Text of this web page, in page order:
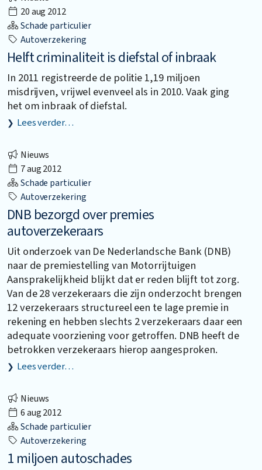
20 aug 2012
Schade particulier
Autoverzekering
Helft criminaliteit is diefstal of inbraak
In 2011 registreerde de politie 1,19 miljoen
misdrijven, vrijwel evenveel als in 2010. Vaak ging
het om inbraak of diefstal.
Lees verder…
Nieuws
7 aug 2012
Schade particulier
Autoverzekering
DNB bezorgd over premies
autoverzekeraars
Uit onderzoek van De Nederlandsche Bank (DNB)
naar de premiestelling van Motorrijtuigen
Aansprakelijkheid blijkt dat er reden blijft tot zorg.
Van de 28 verzekeraars die zijn onderzocht brengen
12 verzekeraars structureel een te lage premie in
rekening en hebben slechts 2 verzekeraars daar een
adequate voorziening voor getroffen. DNB heeft de
betrokken verzekeraars hierop aangesproken.
Lees verder…
Nieuws
6 aug 2012
Schade particulier
Autoverzekering
1 miljoen autoschades